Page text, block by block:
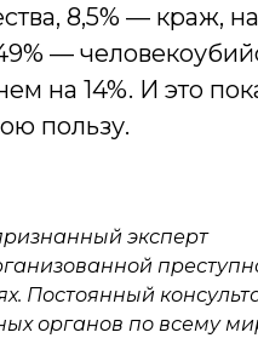
8,5% — краж,
—
на 14%. И это
пользу.
эксперт
Постоянный
органов по всему